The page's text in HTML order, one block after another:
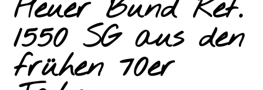
Heuer Bund Ref.
1550 SG aus den
frühen 70er